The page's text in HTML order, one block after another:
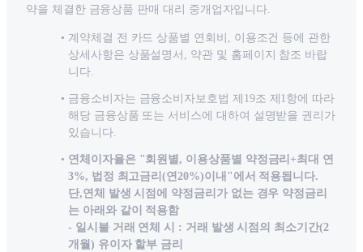
약을 체결한 금융상품 판매 대리 중개업자입니다.
계약체결 전 카드 상품별 연회비, 이용조건 등에 관한
상세사항은 상품설명서, 약관 및 홈페이지 참조 바랍
니다.
금융소비자는 금융소비자보호법 제19조 제1항에 따라
해당 금융상품 또는 서비스에 대하여 설명받을 권리가
있습니다.
연체이자율은 "회원별, 이용상품별 약정금리+최대 연
3%, 법정 최고금리(연20%)이내"에서 적용됩니다.
단,연체 발생 시점에 약정금리가 없는 경우 약정금리
는 아래와 같이 적용함
- 일시불 거래 연체 시 : 거래 발생 시점의 최소기간(2
개월) 유이자 할부 금리